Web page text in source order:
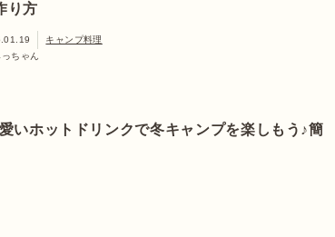
り方
キャンプ料理
ちゃん
いホットドリンクで冬キャンプを楽しもう♪簡